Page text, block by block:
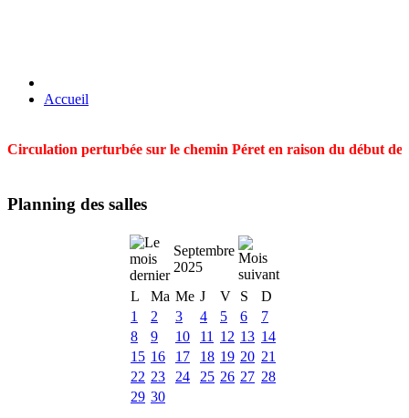
Accueil
Circulation perturbée sur le chemin Péret en raison du début
Planning des salles
Septembre
2025
L
Ma Me J V S
D
1
2 3 4 5 6
7
8
9 10 11 12 13 14
15 16 17 18 19 20 21
22 23 24 25 26 27 28
29 30